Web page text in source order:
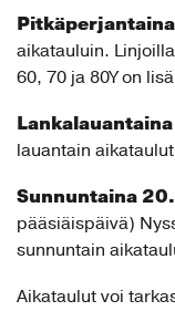
aikatauluin.
60, 70 ja 80Y on
lauantain
Sunnuntaina
pääsiäispäivä)
sunnuntain
Aikataulut voi